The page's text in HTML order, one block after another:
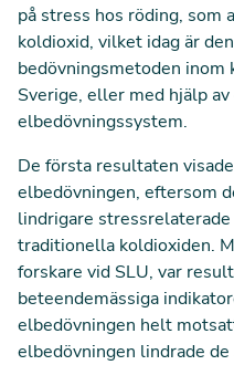
på stress hos röding, som
koldioxid, vilket idag är
bedövningsmetoden
Sverige, eller med hjälp
elbedövningssystem.
De första resultaten
elbedövningen, eftersom
lindrigare
traditionella koldioxiden.
forskare vid SLU, var
beteendemässiga
elbedövningen helt
elbedövningen lindrade